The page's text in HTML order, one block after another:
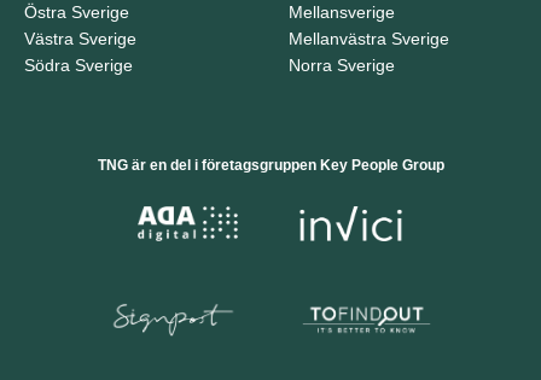
Östra Sverige
Västra Sverige
Södra Sverige
Mellansverige
Mellanvästra Sverige
Norra Sverige
TNG är en del i företagsgruppen Key People Group